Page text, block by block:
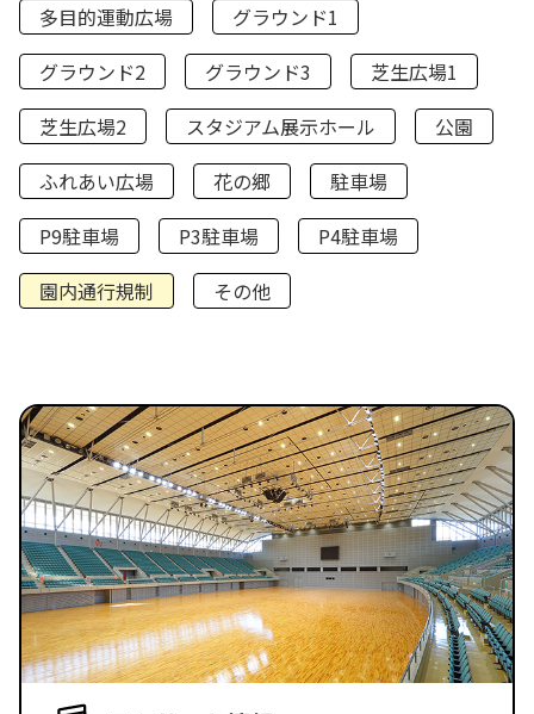
多目的運動広場
グラウンド1
グラウンド2
グラウンド3
芝生広場1
芝生広場2
スタジアム展示ホール
公園
ふれあい広場
花の郷
駐車場
P9駐車場
P3駐車場
P4駐車場
園内通行規制
その他